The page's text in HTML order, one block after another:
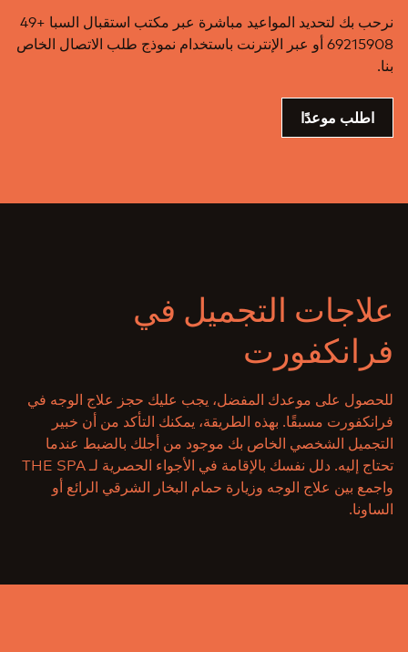
نرحب بك لتحديد المواعيد مباشرة عبر مكتب استقبال السبا +49
69215908 أو عبر الإنترنت باستخدام نموذج طلب الاتصال الخاص
بنا.
اطلب موعدًا
علاجات التجميل في
فرانكفورت
للحصول على موعدك المفضل، يجب عليك حجز علاج الوجه في
فرانكفورت مسبقًا. بهذه الطريقة، يمكنك التأكد من أن خبير
التجميل الشخصي الخاص بك موجود من أجلك بالضبط عندما
تحتاج إليه. دلل نفسك بالإقامة في الأجواء الحصرية لـ THE SPA
واجمع بين علاج الوجه وزيارة حمام البخار الشرقي الرائع أو
الساونا.